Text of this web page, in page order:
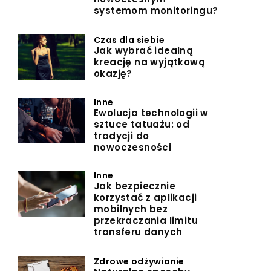
systemom monitoringu?
Czas dla siebie
Jak wybrać idealną
kreację na wyjątkową
okazję?
Inne
Ewolucja technologii w
sztuce tatuażu: od
tradycji do
nowoczesności
Inne
Jak bezpiecznie
korzystać z aplikacji
mobilnych bez
przekraczania limitu
transferu danych
Zdrowe odżywianie